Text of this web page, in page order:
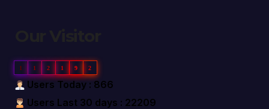
1 1 2 1 9 2
Users Today : 866
Users Last 30 days : 22209